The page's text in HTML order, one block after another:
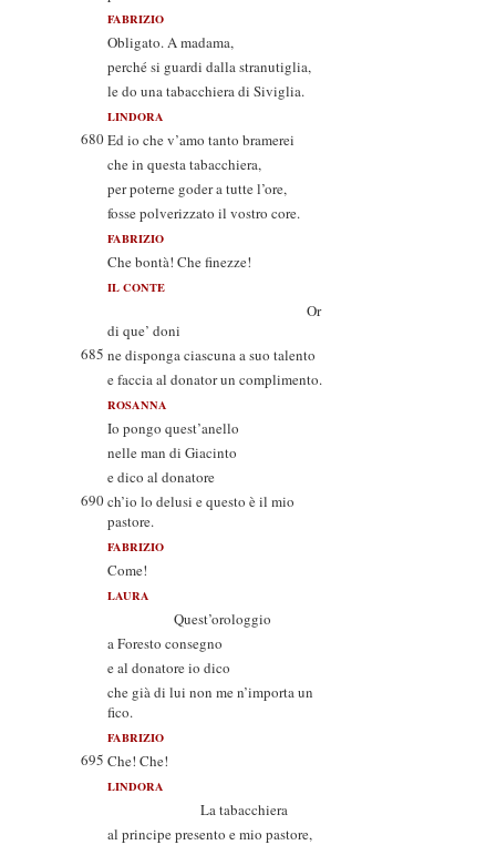
FABRIZIO
Obligato. A madama,
perché si guardi dalla stranutiglia,
le do una tabacchiera di Siviglia.
LINDORA
680Ed io che v’amo tanto bramerei
che in questa tabacchiera,
per poterne goder a tutte l’ore,
fosse polverizzato il vostro core.
FABRIZIO
Che bontà! Che finezze!
IL CONTE
Or
di que’ doni
685 ne disponga ciascuna a suo talento
e faccia al donator un complimento.
ROSANNA
Io pongo quest’anello
nelle man di Giacinto
e dico al donatore
690ch’io lo delusi e questo è il mio
pastore.
FABRIZIO
Come!
LAURA
Quest’orologgio
a Foresto consegno
e al donatore io dico
che già di lui non me n’importa un
fico.
FABRIZIO
695 Che! Che!
LINDORA
La tabacchiera
al principe presento e mio pastore,